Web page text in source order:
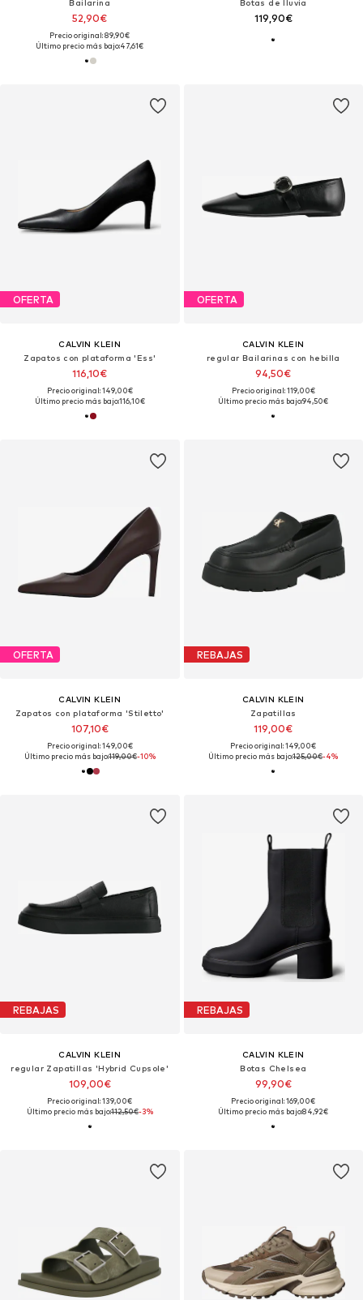
Bailarina
52,90€
Precio original: 89,90€
Último precio más bajo:47,61€
Botas de lluvia
119,90€
OFERTA
CALVIN KLEIN
Zapatos con plataforma 'Ess'
116,10€
Precio original: 149,00€
Último precio más bajo:116,10€
OFERTA
CALVIN KLEIN
regular Bailarinas con hebilla
94,50€
Precio original: 119,00€
Último precio más bajo:94,50€
OFERTA
CALVIN KLEIN
Zapatos con plataforma 'Stiletto'
107,10€
Precio original: 149,00€
Último precio más bajo:119,00€-10%
REBAJAS
CALVIN KLEIN
Zapatillas
119,00€
Precio original: 149,00€
Último precio más bajo:125,00€-4%
REBAJAS
CALVIN KLEIN
regular Zapatillas 'Hybrid Cupsole'
109,00€
Precio original: 139,00€
Último precio más bajo:112,50€-3%
REBAJAS
CALVIN KLEIN
Botas Chelsea
99,90€
Precio original: 169,00€
Último precio más bajo:84,92€